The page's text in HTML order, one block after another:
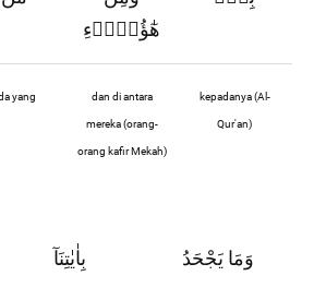
هٰٓؤُلَاۤءِ
yang dan di antara
mereka (orang-
orang kafir Mekah)
kepadanya (Al-
Qur'an)
بِاٰيٰتِنَآ وَمَا يَجْحَدُ